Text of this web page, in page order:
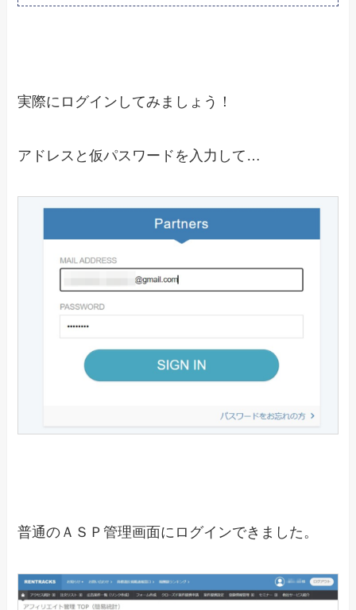
実際にログインしてみましょう！
アドレスと仮パスワードを入力して…
普通のＡＳＰ管理画面にログインできました。